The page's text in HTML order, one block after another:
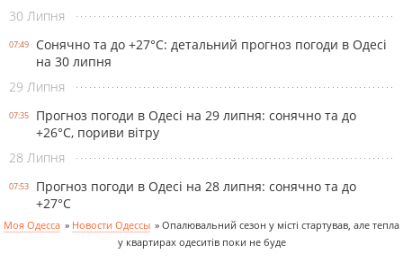
30 Липня
07:49
Сонячно та до +27°С: детальний прогноз погоди в Одесі
на 30 липня
29 Липня
07:35
Прогноз погоди в Одесі на 29 липня: сонячно та до
+26°С, пориви вітру
28 Липня
07:53
Прогноз погоди в Одесі на 28 липня: сонячно та до
+27°С
Моя Одесса » Новости Одессы » Опалювальний сезон у місті стартував, але тепла
у квартирах одеситів поки не буде